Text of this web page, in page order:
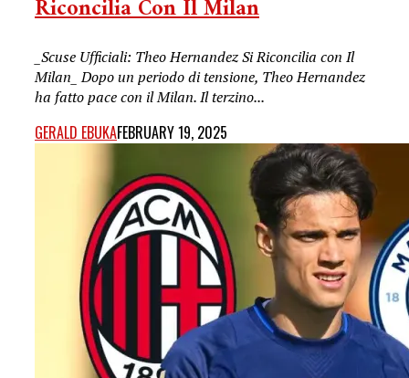
Riconcilia Con Il Milan
_Scuse Ufficiali: Theo Hernandez Si Riconcilia con Il
Milan_ Dopo un periodo di tensione, Theo Hernandez
ha fatto pace con il Milan. Il terzino...
GERALD EBUKAFEBRUARY 19, 2025